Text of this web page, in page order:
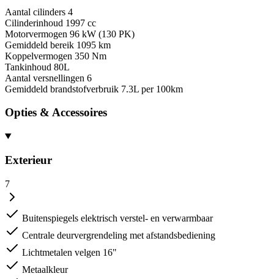
Aantal cilinders 4
Cilinderinhoud 1997 cc
Motorvermogen 96 kW (130 PK)
Gemiddeld bereik 1095 km
Koppelvermogen 350 Nm
Tankinhoud 80L
Aantal versnellingen 6
Gemiddeld brandstofverbruik 7.3L per 100km
Opties & Accessoires
Exterieur
7
Buitenspiegels elektrisch verstel- en verwarmbaar
Centrale deurvergrendeling met afstandsbediening
Lichtmetalen velgen 16"
Metaalkleur